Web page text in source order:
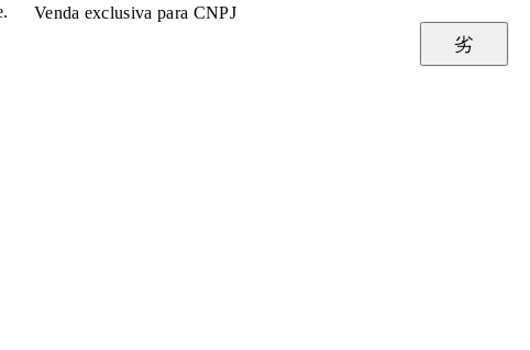
Venda exclusiva para CNPJ